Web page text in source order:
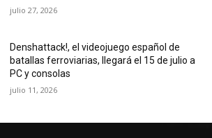
julio 27, 2026
Denshattack!, el videojuego español de
batallas ferroviarias, llegará el 15 de julio a
PC y consolas
julio 11, 2026